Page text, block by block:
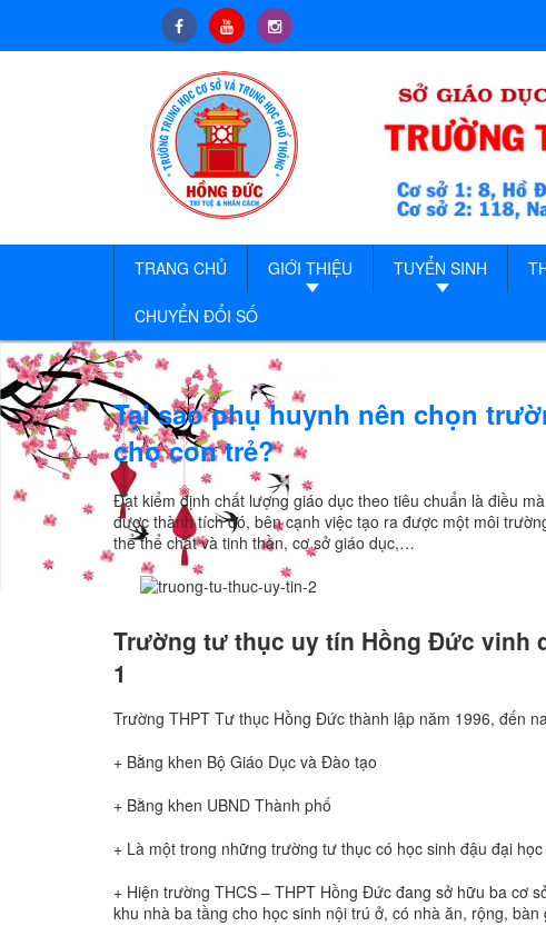
TRANG CHỦ GIỚI THIỆU TUYỂN SINH
CHUYỂN ĐỔI SỐ
Tại sao phụ huynh nên chọn
cho con trẻ?
Đạt kiểm định chất lượng giáo dục theo tiêu chuẩn là điều
được thành tích đó, bên cạnh việc tạo ra được một môi
thể thể chất và tinh thần, cơ sở giáo dục,…
Trường tư thục uy tín Hồng Đức vinh
1
Trường THPT Tư thục Hồng Đức thành lập năm 1996, đến
+ Bằng khen Bộ Giáo Dục và Đào tạo
+ Bằng khen UBND Thành phố
+ Là một trong những trường tư thục có học sinh đậu đại
+ Hiện trường THCS – THPT Hồng Đức đang sở hữu ba cơ
khu nhà ba tầng cho học sinh nội trú ở, có nhà ăn, rộng, bàn